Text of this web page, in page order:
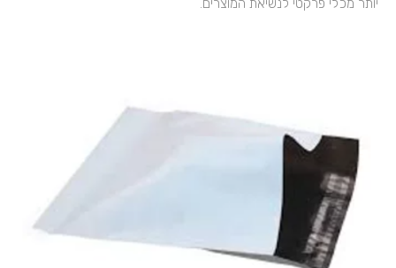
יותר מכלי פרקטי לנשיאת המוצרים.